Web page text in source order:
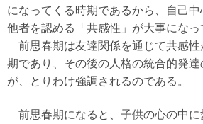
になってくる時期であるから、自己中
他者を認める「共感性」が大事になっ
前思春期は友達関係を通じて共感性
期であり、その後の人格の統合的発達
が、とりわけ強調されるのである。
前思春期になると、子供の心の中に